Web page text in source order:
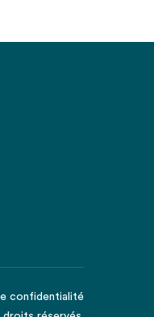
confidentialité